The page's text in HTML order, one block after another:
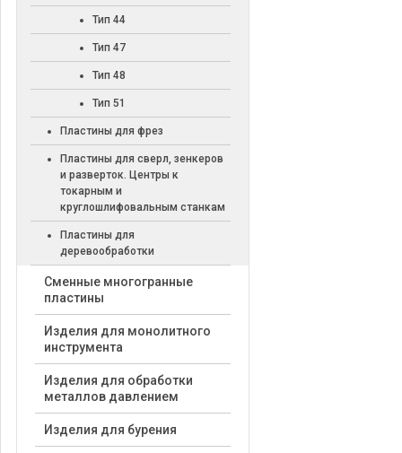
Тип 44
Тип 47
Тип 48
Тип 51
Пластины для фрез
Пластины для сверл, зенкеров
и разверток. Центры к
токарным и
круглошлифовальным станкам
Пластины для
деревообработки
Cменные многогранные
пластины
Изделия для монолитного
инструмента
Изделия для обработки
металлов давлением
Изделия для бурения